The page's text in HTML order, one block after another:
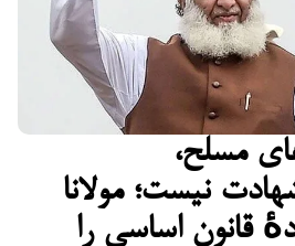
مسلح،
نیست؛ مولانا
قانون اساسی را